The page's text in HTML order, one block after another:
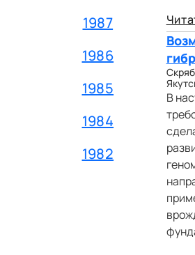
1987
1986
1985
1984
1982
В